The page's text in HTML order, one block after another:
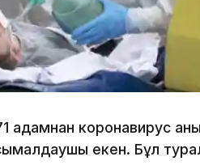
адамнан коронавирус
екен. Бұл